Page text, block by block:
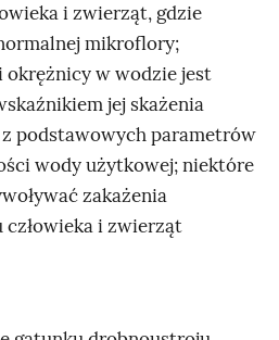
i zwierząt, gdzie
mikroflory;
okrężnicy w wodzie jest
jej skażenia
podstawowych parametrów
wody użytkowej; niektóre
zakażenia
i zwierząt